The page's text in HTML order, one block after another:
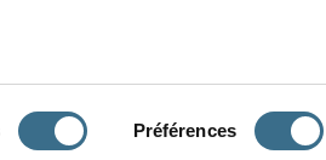
Préférences